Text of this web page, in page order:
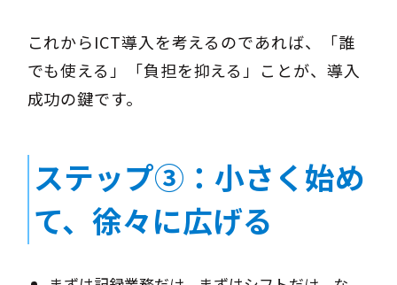
これからICT導入を考えるのであれば、「誰
でも使える」「負担を抑える」ことが、導入
成功の鍵です。
ステップ③：小さく始め
て、徐々に広げる